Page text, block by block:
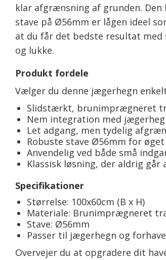
klar afgrænsning af grunden.
stave på Ø56mm er lågen ideel
at du får det bedste resultat med
og lukke.
Produkt fordele
Vælger du denne jægerhegn
Slidstærkt, brunimprægneret
Nem integration med
Let adgang, men tydelig
Robuste stave Ø56mm for
Anvendelig ved både små
Klassisk løsning, der aldrig går
Specifikationer
Størrelse: 100x60cm (B x H)
Materiale: Brunimprægneret
Stave: Ø56mm
Passer til jægerhegn og
Overvejer du at opgradere dit